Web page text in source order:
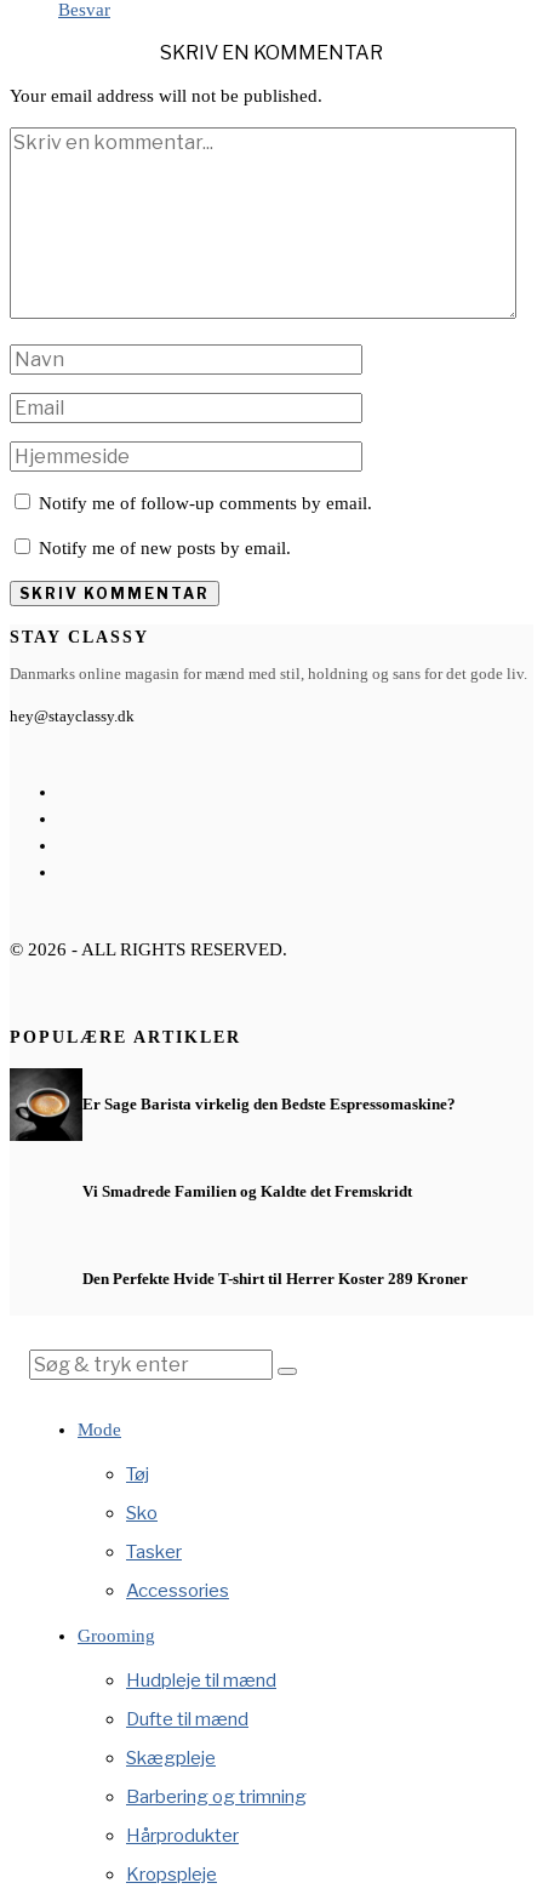
Besvar
SKRIV EN KOMMENTAR
Your email address will not be published.
Notify me of follow-up comments by email.
Notify me of new posts by email.
STAY CLASSY
Danmarks online magasin for mænd med stil, holdning og sans for det gode liv.
hey@stayclassy.dk
© 2026 - ALL RIGHTS RESERVED.
POPULÆRE ARTIKLER
Er Sage Barista virkelig den Bedste Espressomaskine?
Vi Smadrede Familien og Kaldte det Fremskridt
Den Perfekte Hvide T-shirt til Herrer Koster 289 Kroner
Mode
Tøj
Sko
Tasker
Accessories
Grooming
Hudpleje til mænd
Dufte til mænd
Skægpleje
Barbering og trimning
Hårprodukter
Kropspleje